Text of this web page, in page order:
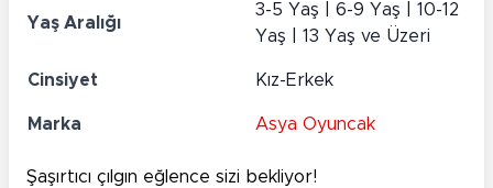
Yaş Aralığı
3-5 Yaş | 6-9 Yaş | 10-12
Yaş | 13 Yaş ve Üzeri
Cinsiyet Kız-Erkek
Marka Asya Oyuncak
Şaşırtıcı çılgın eğlence sizi bekliyor!